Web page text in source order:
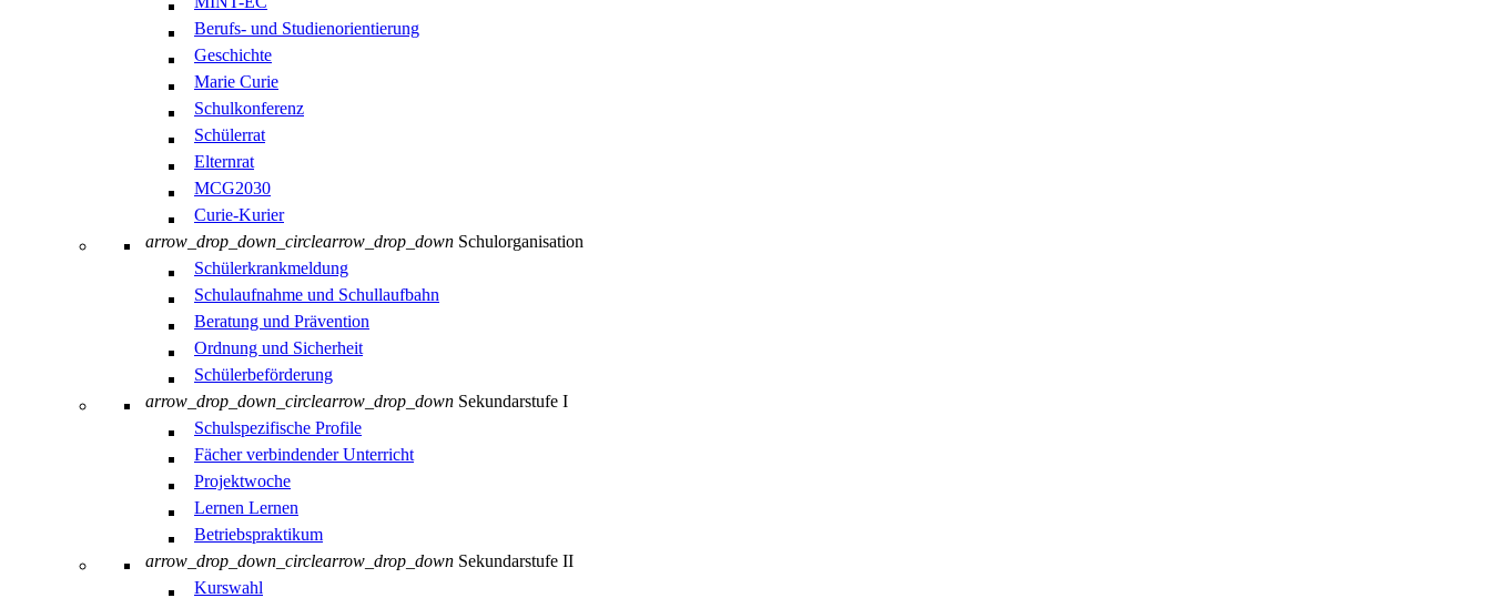
Berufs- und Studienorientierung
Geschichte
Marie Curie
Schulkonferenz
Schülerrat
Elternrat
MCG2030
Curie-Kurier
arrow_drop_down_circlearrow_drop_down Schulorganisation
Schülerkrankmeldung
Schulaufnahme und Schullaufbahn
Beratung und Prävention
Ordnung und Sicherheit
Schülerbeförderung
arrow_drop_down_circlearrow_drop_down Sekundarstufe I
Schulspezifische Profile
Fächer verbindender Unterricht
Projektwoche
Lernen Lernen
Betriebspraktikum
arrow_drop_down_circlearrow_drop_down Sekundarstufe II
Kurswahl